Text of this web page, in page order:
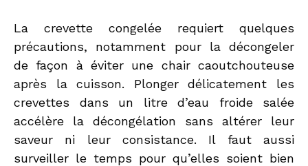
La crevette congelée requiert quelques
précautions, notamment pour la décongeler
de façon à éviter une chair caoutchouteuse
après la cuisson. Plonger délicatement les
crevettes dans un litre d’eau froide salée
accélère la décongélation sans altérer leur
saveur ni leur consistance. Il faut aussi
surveiller le temps pour qu’elles soient bien